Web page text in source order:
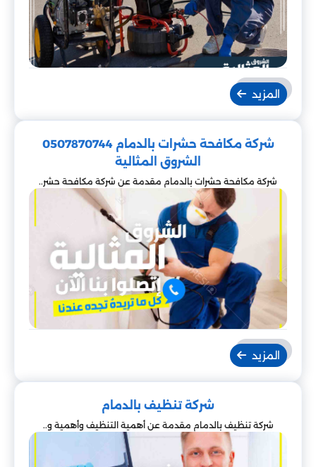
المزيد
شركة مكافحة حشرات بالدمام 0507870744
الشروق المثالية
شركة مكافحة حشرات بالدمام مقدمة عن شركة مكافحة حشر..
المزيد
شركة تنظيف بالدمام
شركة تنظيف بالدمام مقدمة عن أهمية التنظيف وأهمية و..